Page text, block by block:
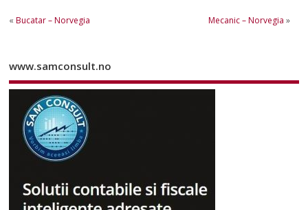
«Bucatar – Norvegia Mecanic – Norvegia »
www.samconsult.no